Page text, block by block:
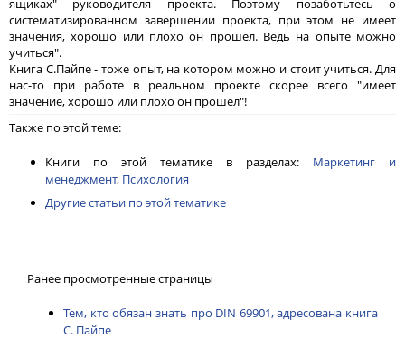
систематизированном завершении проекта, при этом не имеет
значения, хорошо или плохо он прошел. Ведь на опыте можно
учиться".
Книга С.Пайпе - тоже опыт, на котором можно и стоит учиться. Для
нас-то при работе в реальном проекте скорее всего "имеет
значение, хорошо или плохо он прошел"!
Также по этой теме:
Книги по этой тематике в разделах: Маркетинг и
менеджмент, Психология
Другие статьи по этой тематике
Ранее просмотренные страницы
Тем, кто обязан знать про DIN 69901, адресована книга
С. Пайпе